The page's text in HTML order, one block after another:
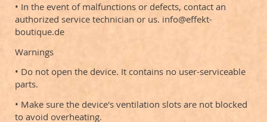
• In the event of malfunctions or defects, contact an
authorized service technician or us. info@effekt-
boutique.de
Warnings
• Do not open the device. It contains no user-serviceable
parts.
• Make sure the device's ventilation slots are not blocked
to avoid overheating.